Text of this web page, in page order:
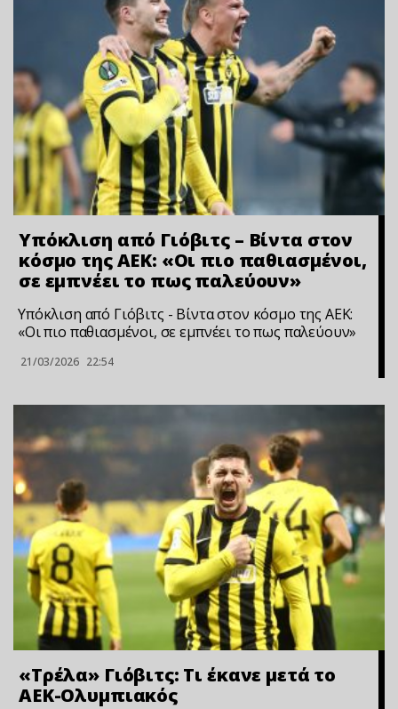
Υπόκλιση από Γιόβιτς – Βίντα στον
κόσμο της ΑΕΚ: «Οι πιο παθιασμένοι,
σε εμπνέει το πως παλεύουν»
Υπόκλιση από Γιόβιτς - Βίντα στον κόσμο της ΑΕΚ:
«Οι πιο παθιασμένοι, σε εμπνέει το πως παλεύουν»
21/03/2026 22:54
«Τρέλα» Γιόβιτς: Τι έκανε μετά το
ΑΕΚ-Ολυμπιακός